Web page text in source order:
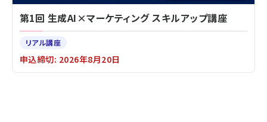
第1回 生成AI×マーケティング スキルアップ講座
リアル講座
申込締切: 2026年8月20日